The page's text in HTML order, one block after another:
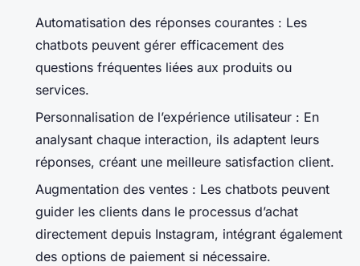
Automatisation des réponses courantes : Les
chatbots peuvent gérer efficacement des
questions fréquentes liées aux produits ou
services.
Personnalisation de l’expérience utilisateur : En
analysant chaque interaction, ils adaptent leurs
réponses, créant une meilleure satisfaction client.
Augmentation des ventes : Les chatbots peuvent
guider les clients dans le processus d’achat
directement depuis Instagram, intégrant également
des options de paiement si nécessaire.